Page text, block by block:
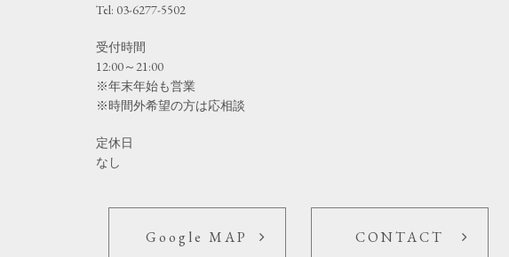
Tel: 03-6277-5502
受付時間
12:00～21:00
※年末年始も営業
※時間外希望の方は応相談
定休日
なし
Google MAP CONTACT